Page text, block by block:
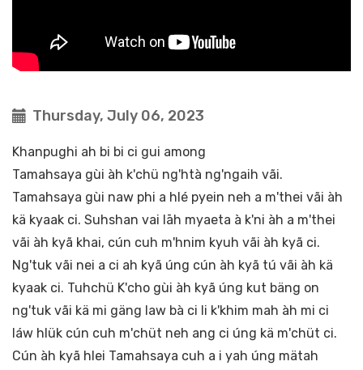
Thursday, July 06, 2023
Khanpughi ah bi bi ci gui among
Tamahsaya gùi àh k'chü ng'htà ng'ngaih vãi.
Tamahsaya gùi naw phi a hlé pyein neh a m'thei vãi àh
kä kyaak ci. Suhshan vai lāh myaeta à k'ni àh a m'thei
vãi àh kyã khai, cún cuh m'hnim kyuh vãi àh kyã ci.
Ng'tuk vãi nei a ci ah kyã úng cún àh kyã tú vãi àh kä
kyaak ci. Tuhchü K'cho gùi àh kyã úng kut bäng on
ng'tuk vãi kä mi gäng law bà ci li k'khim mah àh mi ci
láw hlük cún cuh m'chüt neh ang ci úng kä m'chüt ci.
Cún àh kyã hlei Tamahsaya cuh a i yah úng mätah